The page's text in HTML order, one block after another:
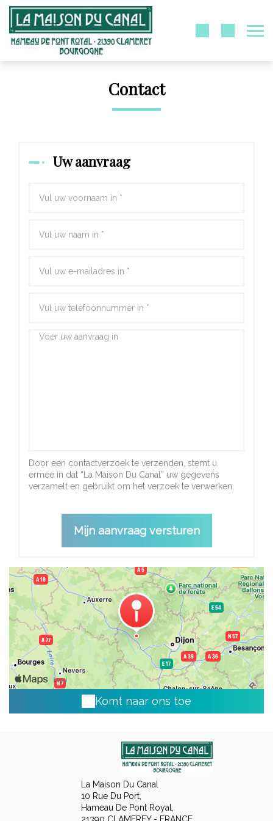
Contact
Uw aanvraag
Door een contactverzoek te verzenden, stemt u
ermee in dat “La Maison Du Canal” uw gegevens
verzamelt en gebruikt om het verzoek te verwerken.
Komt naar ons toe
La Maison Du Canal
10 Rue Du Port,
Hameau De Pont Royal,